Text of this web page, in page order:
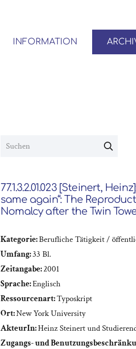
INFORMATION
77.1.3.2.01.023 [Steinert,
same again“: The
Nomalcy after the Twin
Kategorie:Berufliche Tätigkeit /
Umfang:33 Bl.
Zeitangabe:2001
Sprache:Englisch
Ressourcenart:Typoskript
Ort:New York University
AkteurIn:Heinz Steinert und
Zugangs- und